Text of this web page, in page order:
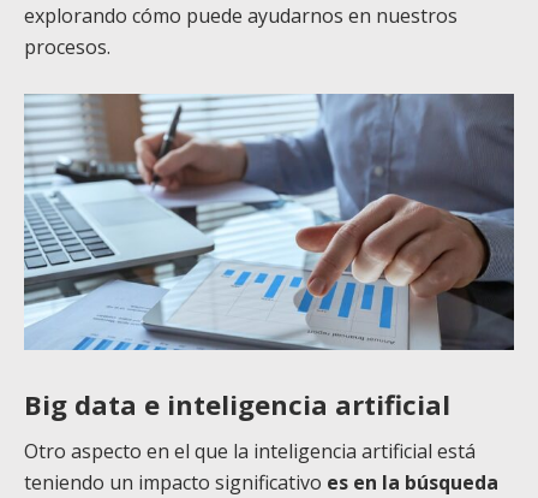
explorando cómo puede ayudarnos en nuestros
procesos.
Big data e inteligencia artificial
Otro aspecto en el que la inteligencia artificial está
teniendo un impacto significativo es en la búsqueda